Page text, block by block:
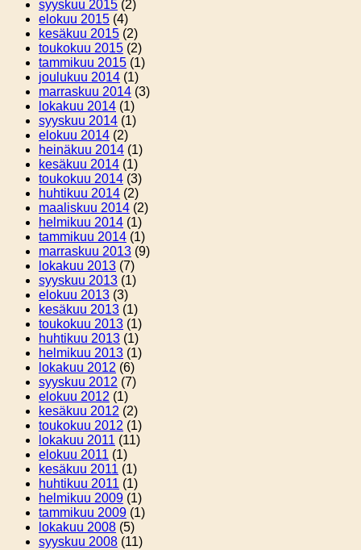
syyskuu 2015 (2)
elokuu 2015 (4)
kesäkuu 2015 (2)
toukokuu 2015 (2)
tammikuu 2015 (1)
joulukuu 2014 (1)
marraskuu 2014 (3)
lokakuu 2014 (1)
syyskuu 2014 (1)
elokuu 2014 (2)
heinäkuu 2014 (1)
kesäkuu 2014 (1)
toukokuu 2014 (3)
huhtikuu 2014 (2)
maaliskuu 2014 (2)
helmikuu 2014 (1)
tammikuu 2014 (1)
marraskuu 2013 (9)
lokakuu 2013 (7)
syyskuu 2013 (1)
elokuu 2013 (3)
kesäkuu 2013 (1)
toukokuu 2013 (1)
huhtikuu 2013 (1)
helmikuu 2013 (1)
lokakuu 2012 (6)
syyskuu 2012 (7)
elokuu 2012 (1)
kesäkuu 2012 (2)
toukokuu 2012 (1)
lokakuu 2011 (11)
elokuu 2011 (1)
kesäkuu 2011 (1)
huhtikuu 2011 (1)
helmikuu 2009 (1)
tammikuu 2009 (1)
lokakuu 2008 (5)
syyskuu 2008 (11)